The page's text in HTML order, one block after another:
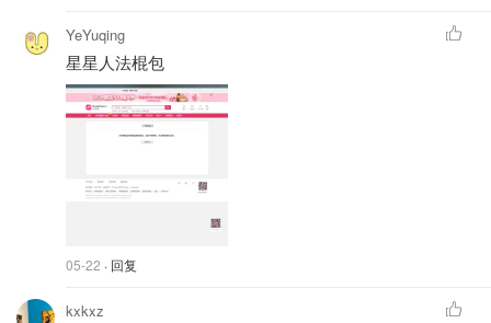
YeYuqing
星星人法棍包
05-22 · 回复
kxkxz